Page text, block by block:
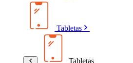
Tabletas
Tabletas